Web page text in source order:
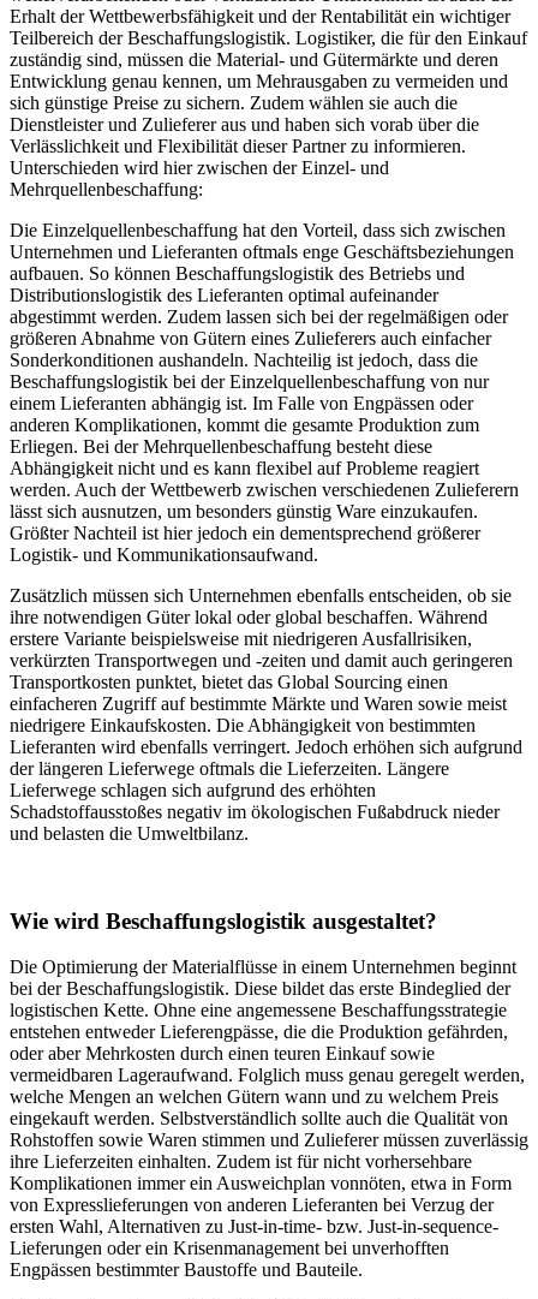
Erhalt der Wettbewerbsfähigkeit und der Rentabilität ein wichtiger
Teilbereich der Beschaffungslogistik. Logistiker, die für den Einkauf
zuständig sind, müssen die Material- und Gütermärkte und deren
Entwicklung genau kennen, um Mehrausgaben zu vermeiden und
sich günstige Preise zu sichern. Zudem wählen sie auch die
Dienstleister und Zulieferer aus und haben sich vorab über die
Verlässlichkeit und Flexibilität dieser Partner zu informieren.
Unterschieden wird hier zwischen der Einzel- und
Mehrquellenbeschaffung:
Die Einzelquellenbeschaffung hat den Vorteil, dass sich zwischen
Unternehmen und Lieferanten oftmals enge Geschäftsbeziehungen
aufbauen. So können Beschaffungslogistik des Betriebs und
Distributionslogistik des Lieferanten optimal aufeinander
abgestimmt werden. Zudem lassen sich bei der regelmäßigen oder
größeren Abnahme von Gütern eines Zulieferers auch einfacher
Sonderkonditionen aushandeln. Nachteilig ist jedoch, dass die
Beschaffungslogistik bei der Einzelquellenbeschaffung von nur
einem Lieferanten abhängig ist. Im Falle von Engpässen oder
anderen Komplikationen, kommt die gesamte Produktion zum
Erliegen. Bei der Mehrquellenbeschaffung besteht diese
Abhängigkeit nicht und es kann flexibel auf Probleme reagiert
werden. Auch der Wettbewerb zwischen verschiedenen Zulieferern
lässt sich ausnutzen, um besonders günstig Ware einzukaufen.
Größter Nachteil ist hier jedoch ein dementsprechend größerer
Logistik- und Kommunikationsaufwand.
Zusätzlich müssen sich Unternehmen ebenfalls entscheiden, ob sie
ihre notwendigen Güter lokal oder global beschaffen. Während
erstere Variante beispielsweise mit niedrigeren Ausfallrisiken,
verkürzten Transportwegen und -zeiten und damit auch geringeren
Transportkosten punktet, bietet das Global Sourcing einen
einfacheren Zugriff auf bestimmte Märkte und Waren sowie meist
niedrigere Einkaufskosten. Die Abhängigkeit von bestimmten
Lieferanten wird ebenfalls verringert. Jedoch erhöhen sich aufgrund
der längeren Lieferwege oftmals die Lieferzeiten. Längere
Lieferwege schlagen sich aufgrund des erhöhten
Schadstoffausstoßes negativ im ökologischen Fußabdruck nieder
und belasten die Umweltbilanz.
Wie wird Beschaffungslogistik ausgestaltet?
Die Optimierung der Materialflüsse in einem Unternehmen beginnt
bei der Beschaffungslogistik. Diese bildet das erste Bindeglied der
logistischen Kette. Ohne eine angemessene Beschaffungsstrategie
entstehen entweder Lieferengpässe, die die Produktion gefährden,
oder aber Mehrkosten durch einen teuren Einkauf sowie
vermeidbaren Lageraufwand. Folglich muss genau geregelt werden,
welche Mengen an welchen Gütern wann und zu welchem Preis
eingekauft werden. Selbstverständlich sollte auch die Qualität von
Rohstoffen sowie Waren stimmen und Zulieferer müssen zuverlässig
ihre Lieferzeiten einhalten. Zudem ist für nicht vorhersehbare
Komplikationen immer ein Ausweichplan vonnöten, etwa in Form
von Expresslieferungen von anderen Lieferanten bei Verzug der
ersten Wahl, Alternativen zu Just-in-time- bzw. Just-in-sequence-
Lieferungen oder ein Krisenmanagement bei unverhofften
Engpässen bestimmter Baustoffe und Bauteile.